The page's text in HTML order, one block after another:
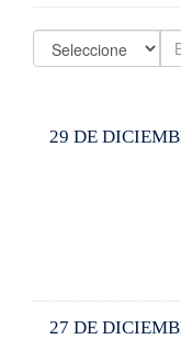
29 DE
27 DE